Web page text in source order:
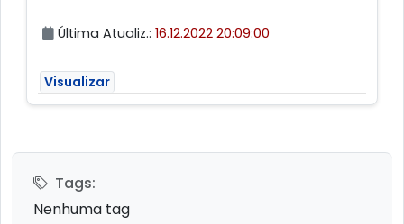
Última Atualiz.: 16.12.2022 20:09:00
Visualizar
Tags:
Nenhuma tag